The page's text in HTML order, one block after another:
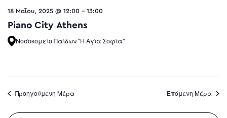
18 Μαΐου, 2025 @ 12:00 - 13:00
Piano City Athens
Νοσοκομείο Παίδων "Η Αγία Σοφία"
Προηγούμενη Μέρα Επόμενη Μέρα